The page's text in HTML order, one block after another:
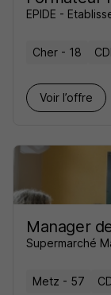
EPIDE -
Cher - 18 CDI
Voir l’offre
Manager
Supermarché
Metz - 57